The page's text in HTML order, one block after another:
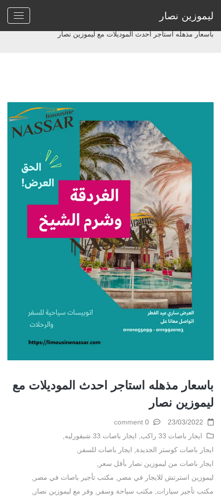
ليموزين نصار
Home
> ايجار باصات 33 راكب
باسعار مذهله استاجر احدث الموديلات مع ليموزين نصار
باسعار مذهله استاجر احدث الموديلات مع
ليموزين نصار
23/03/2022
ايجار باصات 33 راكب
ايجار باصات 33 شبفورليه
ايجار باصات كوستر الجديدة
ايجار باصات للسفر
ايجار باصات من ليموزين نصار بأقل سعر
ليموزين استرتش للايجار في مصر
مكتب تأجير باصات في مصر
مكتب تأجير سيارات
مكتب سياحة وسفر وفر مع ليموزين نصار
0 comment